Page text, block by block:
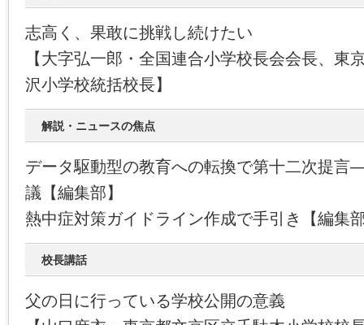
志高く、果敢に挑戦し続けたい
【大字弘一郎・全国連合小学校長会会長、東
沢小学校統括校長】
解説・ニュースの焦点
データ駆動型の教育への転換で第十二次提
議【編集部】
熱中症対策ガイドライン作成で手引き【編集
校長講話
父の日に行っている学校公開の意義